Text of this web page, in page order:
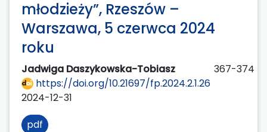
młodzieży”, Rzeszów –
Warszawa, 5 czerwca 2024
roku
Jadwiga Daszykowska-Tobiasz
367-374
https://doi.org/10.21697/fp.2024.2.1.26
2024-12-31
pdf